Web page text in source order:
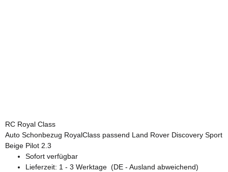
RC Royal Class
Auto Schonbezug RoyalClass passend Land Rover Discovery Sport
Beige Pilot 2.3
Sofort verfügbar
Lieferzeit: 1 - 3 Werktage (DE - Ausland abweichend)